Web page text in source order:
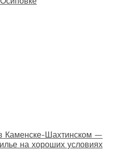
Каменске-Шахтинском —
на хороших условиях